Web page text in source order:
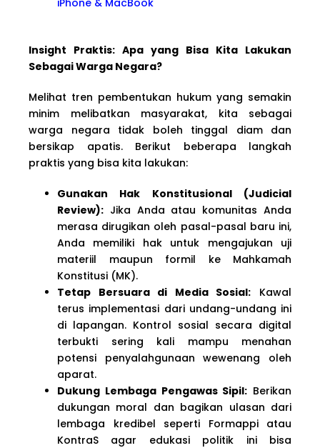
Insight Praktis: Apa yang Bisa Kita Lakukan
Sebagai Warga Negara?
Melihat tren pembentukan hukum yang semakin
minim melibatkan masyarakat, kita sebagai
warga negara tidak boleh tinggal diam dan
bersikap apatis. Berikut beberapa langkah
praktis yang bisa kita lakukan:
Gunakan Hak Konstitusional (Judicial
Review): Jika Anda atau komunitas Anda
merasa dirugikan oleh pasal-pasal baru ini,
Anda memiliki hak untuk mengajukan uji
materiil maupun formil ke Mahkamah
Konstitusi (MK).
Tetap Bersuara di Media Sosial: Kawal
terus implementasi dari undang-undang ini
di lapangan. Kontrol sosial secara digital
terbukti sering kali mampu menahan
potensi penyalahgunaan wewenang oleh
aparat.
Dukung Lembaga Pengawas Sipil: Berikan
dukungan moral dan bagikan ulasan dari
lembaga kredibel seperti Formappi atau
KontraS agar edukasi politik ini bisa